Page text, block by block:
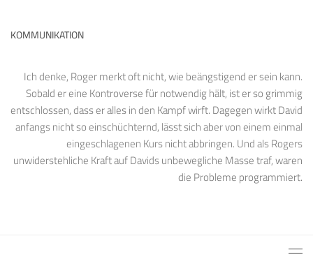
KOMMUNIKATION
Ich denke, Roger merkt oft nicht, wie beängstigend er sein kann.
Sobald er eine Kontroverse für notwendig hält, ist er so grimmig
entschlossen, dass er alles in den Kampf wirft. Dagegen wirkt David
anfangs nicht so einschüchternd, lässt sich aber von einem einmal
eingeschlagenen Kurs nicht abbringen. Und als Rogers
unwiderstehliche Kraft auf Davids unbewegliche Masse traf, waren
die Probleme programmiert.